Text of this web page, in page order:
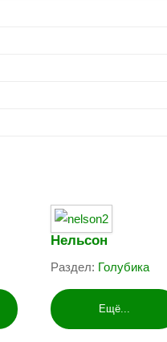
Нельсон
Раздел: Голубика
Ещё...